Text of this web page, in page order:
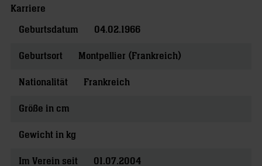
Karriere
Geburtsdatum
04.02.1966
Geburtsort Montpellier (Frankreich)
Nationalität Frankreich
Größe in cm
Gewicht in kg
Im Verein seit 01.07.2004